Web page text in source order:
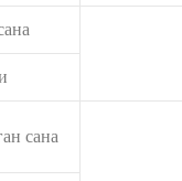
сана